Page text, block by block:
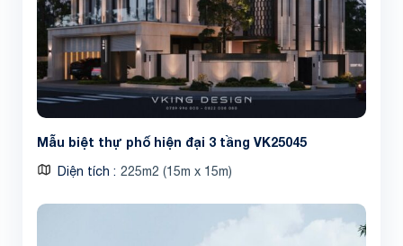
Mẫu biệt thự phố hiện đại 3 tầng VK25045
Diện tích 225m2 (15m x 15m)